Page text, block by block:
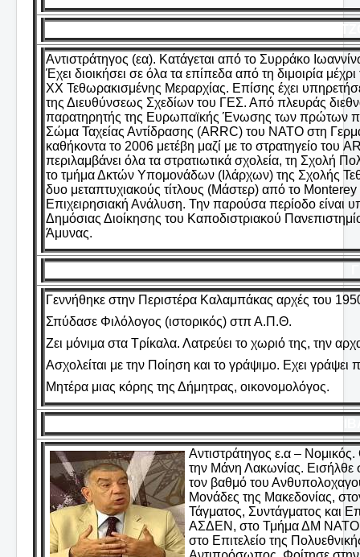
Αντιστράτηγος (εα). Κατάγεται από το Συρράκο
Έχει διοικήσει σε όλα τα επίπεδα από τη διμοιρία
ΧΧ Τεθωρακισμένης Μεραρχίας. Επίσης έχει
της Διευθύνσεως Σχεδίων του ΓΕΣ. Από πλευράς
παρατηρητής της Ευρωπαϊκής Ένωσης των πρώτων
Σώμα Ταχείας Αντίδρασης (ARRC) του ΝΑΤΟ στη
καθήκοντα το 2006 μετέβη μαζί με το στρατηγείο του
περιλαμβάνει όλα τα στρατιωτικά σχολεία, τη Σχολή
το τμήμα Δκτών Υπομονάδων (Ιλάρχων) της Σχολής
δυο μεταπτυχιακούς τίτλους (Μάστερ) από το
Επιχειρησιακή Ανάλυση. Την παρούσα περίοδο είναι
Δημόσιας Διοίκησης του Καποδιστριακού
Άμυνας.
Γεννήθηκε στην Περιστέρα Καλαμπάκας αρχές του
Σπύδασε Φιλόλογος (ιστορικός) στπ Α.Π.Θ.
Ζει μόνιμα στα Τρίκαλα. Λατρεύει το χωριό της, την
Ασχολείται με την Ποίηση και το γράψιμο. Εχει
Μητέρα μιας κόρης της Δήμητρας, οικονομολόγος.
Αντιστράτηγος ε.α –
την Μάνη Λακωνίας. Εισήλθε
τον βαθμό του
Μονάδες της Μακεδονίας,
Τάγματος, Συντάγματος και
ΑΣΔΕΝ, στο Τμήμα ΔΜ ΝΑΤΟ
στο Επιτελείο της